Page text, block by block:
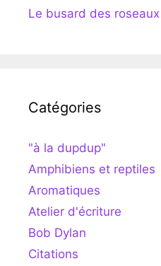
Le busard des
Catégories
"à la dupdup"
Amphibiens et reptiles
Aromatiques
Atelier d'écriture
Bob Dylan
Citations